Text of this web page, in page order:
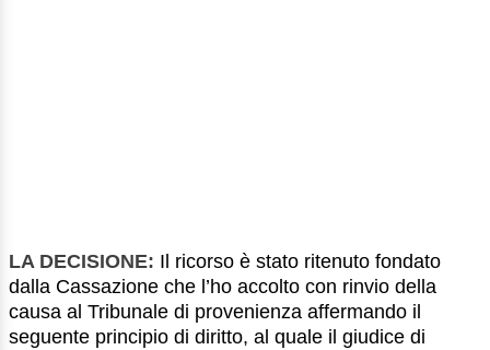
LA DECISIONE: Il ricorso è stato ritenuto fondato
dalla Cassazione che l’ho accolto con rinvio della
causa al Tribunale di provenienza affermando il
seguente principio di diritto, al quale il giudice di